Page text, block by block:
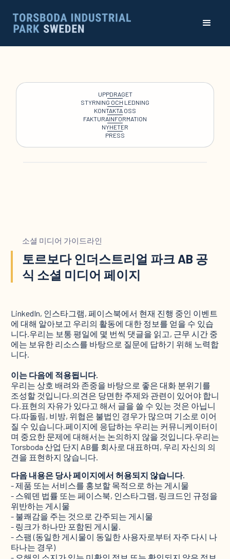
UPPDRAGET
STYRNING OCH LEDNING
KONTAKTA OSS
FAKTURAINFORMATION
NYHETER
PRESS
소셜 미디어 가이드라인
토르보다 인더스트리얼 파크 AB 공
식 소셜 미디어 페이지
LinkedIn, 인스타그램, 페이스북에서 현재 진행 중인 이벤트
에 대해 알아보고 우리의 활동에 대한 정보를 얻을 수 있습
니다.우리는 보통 평일에 몇 번씩 댓글을 읽고, 근무 시간 중
에는 보유한 리소스를 바탕으로 질문에 답하기 위해 노력합
니다.
이는 다음에 적용됩니다.
우리는 상호 배려와 존중을 바탕으로 좋은 대화 분위기를
조성할 것입니다.의견은 당면한 주제와 관련이 있어야 합니
다.표현의 자유가 있다고 해서 글을 쓸 수 있는 것은 아닙니
다.따돌림, 비방, 위협은 불법인 경우가 많으며 기소로 이어
질 수 있습니다.페이지에 응답하는 우리는 커뮤니케이터이
며 중요한 문제에 대해서는 논의하지 않을 것입니다.우리는
Torsboda 산업 단지 AB를 회사로 대표하며, 우리 자신의 의
견을 표현하지 않습니다.
다음 내용은 당사 페이지에서 허용되지 않습니다.
- 제품 또는 서비스를 홍보할 목적으로 하는 게시물
- 스웨덴 법률 또는 페이스북, 인스타그램, 링크드인 규정을
위반하는 게시물
- 불쾌감을 주는 것으로 간주되는 게시물
- 링크가 하나만 포함된 게시물.
- 스팸 (동일한 게시물이 동일한 사용자로부터 자주 다시 나
타나는 경우)